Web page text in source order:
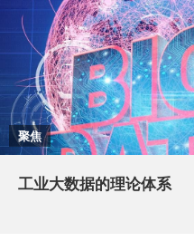
聚焦
工业大数据的理论体系